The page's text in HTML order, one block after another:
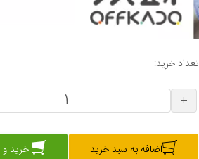
تعداد خرید:
+
اضافه به سبد خرید خرید و